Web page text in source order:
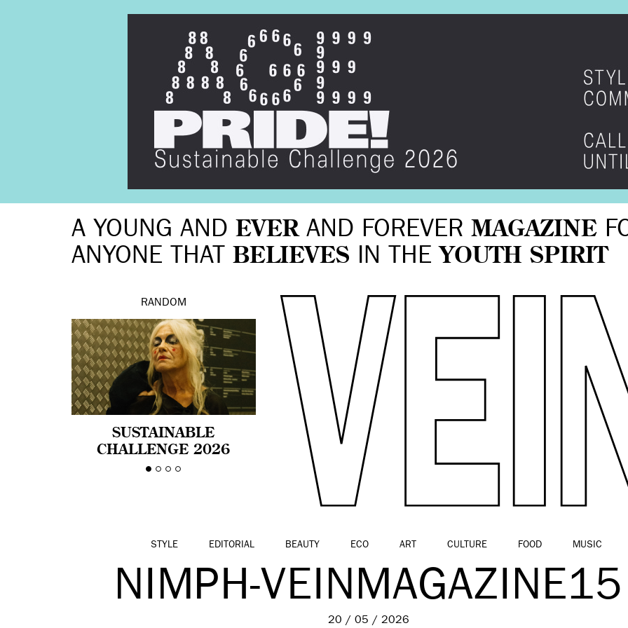
A YOUNG AND EVERAND FOREVER MAGAZINE
ANYONE THAT BELIEVES IN THE YOUTH SPIRIT
RANDOM
SUSTAINABLE
CHALLENGE 2026
CELEBRA LA
STYLE EDITORIAL BEAUTY ECO ART CULTURE FOOD MUSIC
NIMPH-VEINMAGAZINE15
20 / 05 / 2026